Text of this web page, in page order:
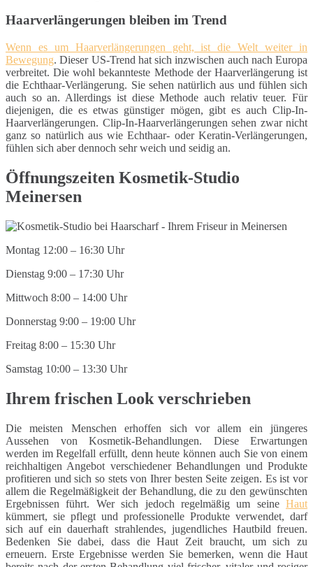
Haarverlängerungen bleiben im Trend
Wenn es um Haarverlängerungen geht, ist die Welt weiter in
Bewegung. Dieser US-Trend hat sich inzwischen auch nach Europa
verbreitet. Die wohl bekannteste Methode der Haarverlängerung ist
die Echthaar-Verlängerung. Sie sehen natürlich aus und fühlen sich
auch so an. Allerdings ist diese Methode auch relativ teuer. Für
diejenigen, die es etwas günstiger mögen, gibt es auch Clip-In-
Haarverlängerungen. Clip-In-Haarverlängerungen sehen zwar nicht
ganz so natürlich aus wie Echthaar- oder Keratin-Verlängerungen,
fühlen sich aber dennoch sehr weich und seidig an.
Öffnungszeiten Kosmetik-Studio
Meinersen
Montag 12:00 – 16:30 Uhr
Dienstag 9:00 – 17:30 Uhr
Mittwoch 8:00 – 14:00 Uhr
Donnerstag 9:00 – 19:00 Uhr
Freitag 8:00 – 15:30 Uhr
Samstag 10:00 – 13:30 Uhr
Ihrem frischen Look verschrieben
Die meisten Menschen erhoffen sich vor allem ein jüngeres
Aussehen von Kosmetik-Behandlungen. Diese Erwartungen
werden im Regelfall erfüllt, denn heute können auch Sie von einem
reichhaltigen Angebot verschiedener Behandlungen und Produkte
profitieren und sich so stets von Ihrer besten Seite zeigen. Es ist vor
allem die Regelmäßigkeit der Behandlung, die zu den gewünschten
Ergebnissen führt. Wer sich jedoch regelmäßig um seine Haut
kümmert, sie pflegt und professionelle Produkte verwendet, darf
sich auf ein dauerhaft strahlendes, jugendliches Hautbild freuen.
Bedenken Sie dabei, dass die Haut Zeit braucht, um sich zu
erneuern. Erste Ergebnisse werden Sie bemerken, wenn die Haut